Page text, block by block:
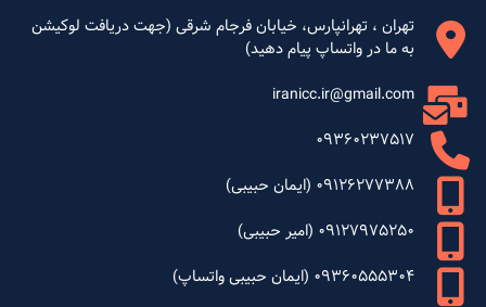
تهران ، تهرانپارس، خیابان فرجام شرقی (جهت دریافت لوکیشن
به ما در واتساپ پیام دهید)
iranicc.ir@gmail.com
09360237517
09126277388 (ایمان حبیبی)
09127975250 (امیر حبیبی)
09360555304 (ایمان حبیبی واتساپ)